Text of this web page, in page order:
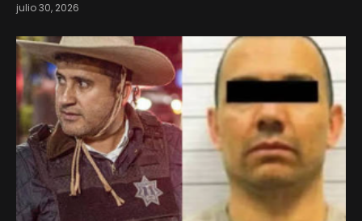
julio 30, 2026